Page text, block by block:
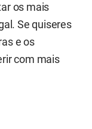
os mais
Se quiseres
e os
com mais